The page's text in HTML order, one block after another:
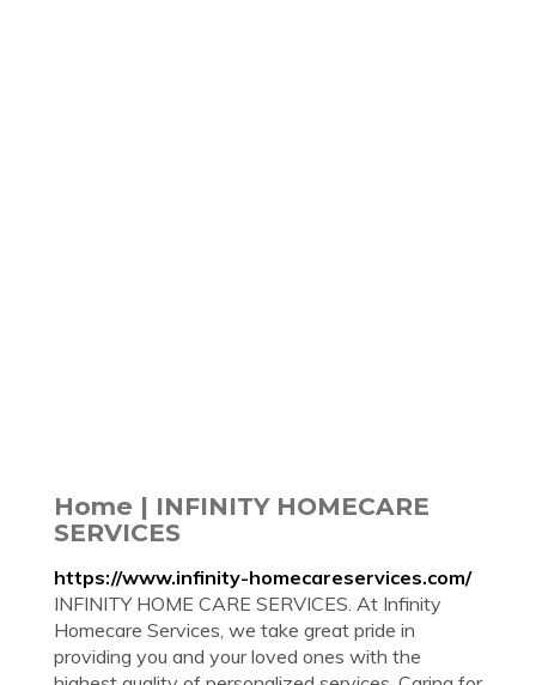
Home | INFINITY HOMECARE
SERVICES
https://www.infinity-homecareservices.com/
INFINITY HOME CARE SERVICES. At Infinity
Homecare Services, we take great pride in
providing you and your loved ones with the